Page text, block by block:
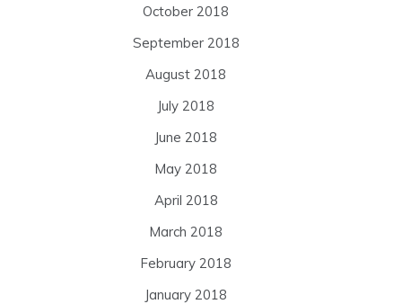
October 2018
September 2018
August 2018
July 2018
June 2018
May 2018
April 2018
March 2018
February 2018
January 2018